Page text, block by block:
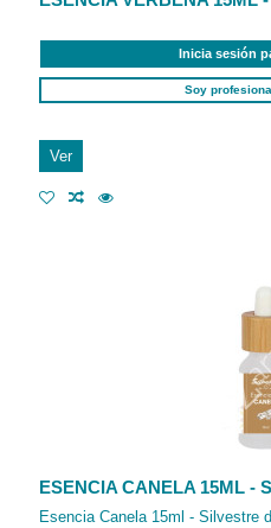
Inicia sesión
Soy
Ver
ESENCIA CANELA 15ML -
Esencia Canela 15ml - Silvestre